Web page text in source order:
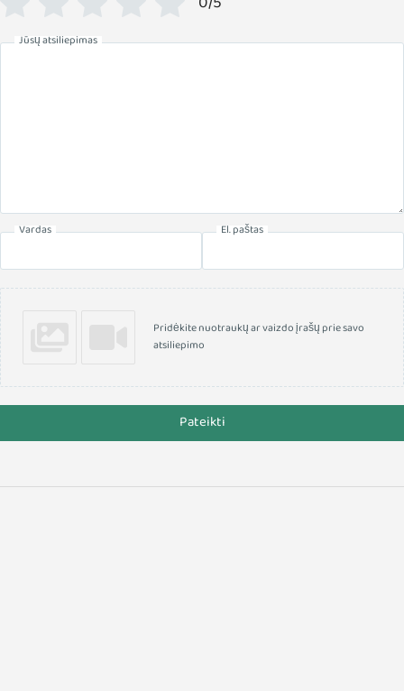
Jūsų atsiliepimas
Vardas El. paštas
Pridėkite nuotraukų ar vaizdo įrašų prie savo
atsiliepimo
Pateikti